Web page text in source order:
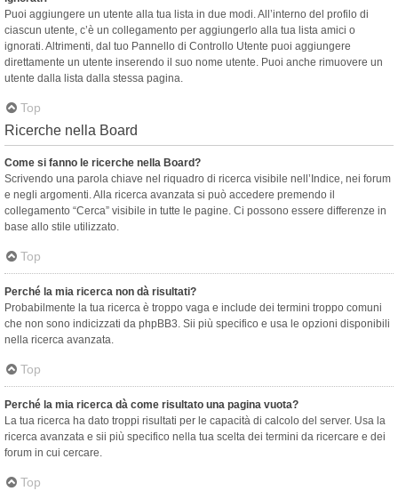
Puoi aggiungere un utente alla tua lista in due modi. All’interno del profilo di
ciascun utente, c’è un collegamento per aggiungerlo alla tua lista amici o
ignorati. Altrimenti, dal tuo Pannello di Controllo Utente puoi aggiungere
direttamente un utente inserendo il suo nome utente. Puoi anche rimuovere un
utente dalla lista dalla stessa pagina.
Top
Ricerche nella Board
Come si fanno le ricerche nella Board?
Scrivendo una parola chiave nel riquadro di ricerca visibile nell’Indice, nei forum
e negli argomenti. Alla ricerca avanzata si può accedere premendo il
collegamento “Cerca” visibile in tutte le pagine. Ci possono essere differenze in
base allo stile utilizzato.
Top
Perché la mia ricerca non dà risultati?
Probabilmente la tua ricerca è troppo vaga e include dei termini troppo comuni
che non sono indicizzati da phpBB3. Sii più specifico e usa le opzioni disponibili
nella ricerca avanzata.
Top
Perché la mia ricerca dà come risultato una pagina vuota?
La tua ricerca ha dato troppi risultati per le capacità di calcolo del server. Usa la
ricerca avanzata e sii più specifico nella tua scelta dei termini da ricercare e dei
forum in cui cercare.
Top